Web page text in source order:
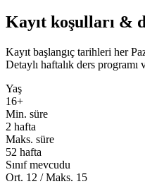
Kayıt koşulları &
Kayıt başlangıç tarihleri her
Detaylı haftalık ders programı
Yaş
16+
Min. süre
2 hafta
Maks. süre
52 hafta
Sınıf mevcudu
Ort. 12 / Maks. 15